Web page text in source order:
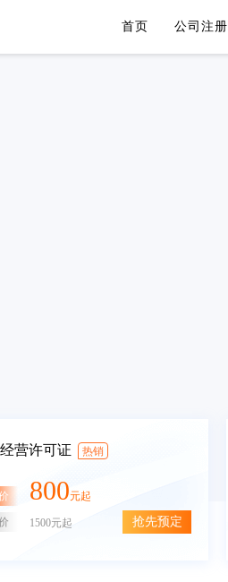
首页 公司注册
营许可证 热销
800元起
1500元起 抢先预定